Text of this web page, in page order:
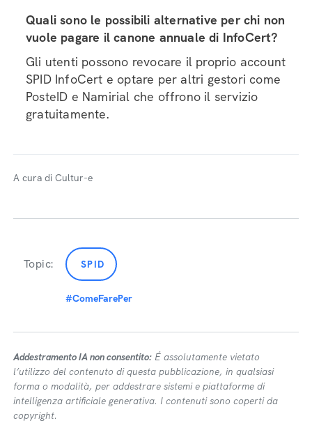
Quali sono le possibili alternative per chi non
vuole pagare il canone annuale di InfoCert?
Gli utenti possono revocare il proprio account
SPID InfoCert e optare per altri gestori come
PosteID e Namirial che offrono il servizio
gratuitamente.
A cura di Cultur-e
Topic: SPID
#ComeFarePer
Addestramento IA non consentito: É assolutamente vietato
l’utilizzo del contenuto di questa pubblicazione, in qualsiasi
forma o modalità, per addestrare sistemi e piattaforme di
intelligenza artificiale generativa. I contenuti sono coperti da
copyright.